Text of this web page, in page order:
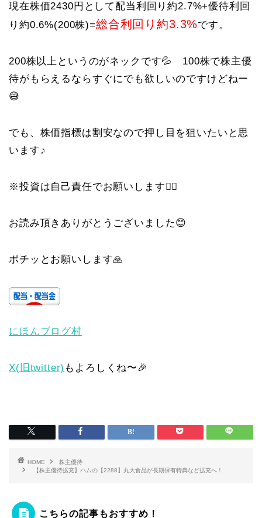
現在株価2430円として配当利回り約2.7%+優待利回
り約0.6%(200株)=総合利回り約3.3%です。
200株以上というのがネックです💦 100株で株主優
待がもらえるならすぐにでも欲しいのですけどねー
😅
でも、株価指標は割安なので押し目を狙いたいと思
います♪
※投資は自己責任でお願いします🙇‍♀️
お読み頂きありがとうございました😊
ポチッとお願いします🙏
にほんブログ村
X(旧twitter) もよろしくね〜🎉
HOME
株主優待
【株主優待拡充】ハムの【2288】丸大食品が長期保有特典など拡充へ！
こちらの記事もおすすめ！